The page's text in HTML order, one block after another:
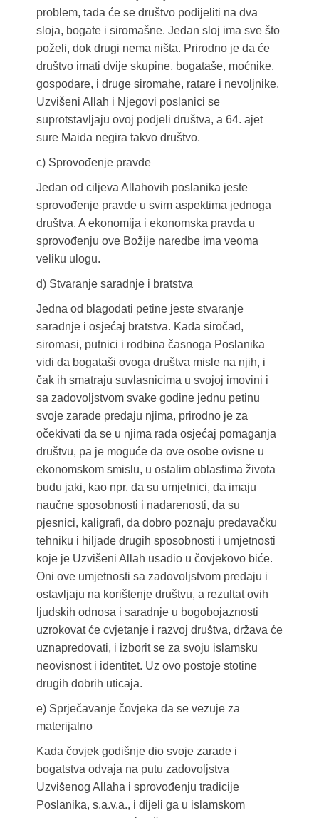
problem, tada će se društvo podijeliti na dva
sloja, bogate i siromašne. Jedan sloj ima sve što
poželi, dok drugi nema ništa. Prirodno je da će
društvo imati dvije skupine, bogataše, moćnike,
gospodare, i druge siromahe, ratare i nevoljnike.
Uzvišeni Allah i Njegovi poslanici se
suprotstavljaju ovoj podjeli društva, a 64. ajet
sure Maida negira takvo društvo.
c) Sprovođenje pravde
Jedan od ciljeva Allahovih poslanika jeste
sprovođenje pravde u svim aspektima jednoga
društva. A ekonomija i ekonomska pravda u
sprovođenju ove Božije naredbe ima veoma
veliku ulogu.
d) Stvaranje saradnje i bratstva
Jedna od blagodati petine jeste stvaranje
saradnje i osjećaj bratstva. Kada siročad,
siromasi, putnici i rodbina časnoga Poslanika
vidi da bogataši ovoga društva misle na njih, i
čak ih smatraju suvlasnicima u svojoj imovini i
sa zadovoljstvom svake godine jednu petinu
svoje zarade predaju njima, prirodno je za
očekivati da se u njima rađa osjećaj pomaganja
društvu, pa je moguće da ove osobe ovisne u
ekonomskom smislu, u ostalim oblastima života
budu jaki, kao npr. da su umjetnici, da imaju
naučne sposobnosti i nadarenosti, da su
pjesnici, kaligrafi, da dobro poznaju predavačku
tehniku i hiljade drugih sposobnosti i umjetnosti
koje je Uzvišeni Allah usadio u čovjekovo biće.
Oni ove umjetnosti sa zadovoljstvom predaju i
ostavljaju na korištenje društvu, a rezultat ovih
ljudskih odnosa i saradnje u bogobojaznosti
uzrokovat će cvjetanje i razvoj društva, država će
uznapredovati, i izborit se za svoju islamsku
neovisnost i identitet. Uz ovo postoje stotine
drugih dobrih uticaja.
e) Sprječavanje čovjeka da se vezuje za
materijalno
Kada čovjek godišnje dio svoje zarade i
bogatstva odvaja na putu zadovoljstva
Uzvišenog Allaha i sprovođenju tradicije
Poslanika, s.a.v.a., i dijeli ga u islamskom